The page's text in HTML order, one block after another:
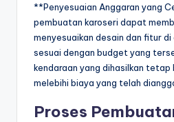
**Penyesuaian Anggaran yang
pembuatan karoseri dapat
menyesuaikan desain dan fitur
sesuai dengan budget yang
kendaraan yang dihasilkan
melebihi biaya yang telah
Proses